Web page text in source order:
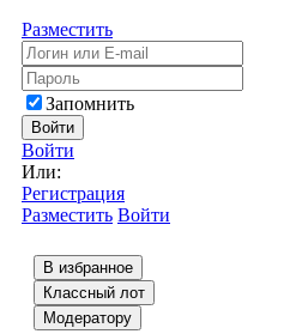
Разместить
Запомнить
Войти
Войти
Или:
Регистрация
Разместить Войти
В избранное
Классный лот
Модератору